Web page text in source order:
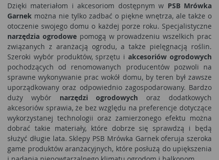
Dzięki materiałom i akcesoriom dostępnym w PSB Mrówka
Garnek można nie tylko zadbać o piękne wnętrza, ale także o
otoczenie swojego domu o każdej porze roku. Specjalistyczne
narzędzia ogrodowepomogą w prowadzeniu wszelkich prac
związanych z aranżacją ogrodu, a także pielęgnacją roślin.
Szeroki wybór produktów, sprzętu iakcesoriów ogrodowych
pochodzących od renomowanych producentów pozwoli na
sprawne wykonywanie prac wokół domu, by teren był zawsze
uporządkowany oraz odpowiednio zagospodarowany. Bardzo
duży wybór narzędzi ogrodowych oraz dodatkowych
akcesoriów sprawia, że bez względu na preferencje dotyczące
wykorzystanej technologii oraz zamierzonego efektu można
dobrać takie materiały, które dobrze się sprawdzą i będą
służyć długie lata. Sklepy PSB Mrówka Garnek oferuja szeroka
game produktów aranżacyjnych, które posłużą do upiększenia